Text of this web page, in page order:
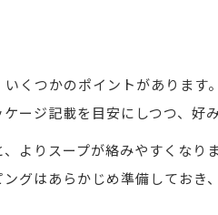
くつかのポイントがありま
ージ記載を目安にしつつ、好
よりスープが絡みやすくな
グはあらかじめ準備してお